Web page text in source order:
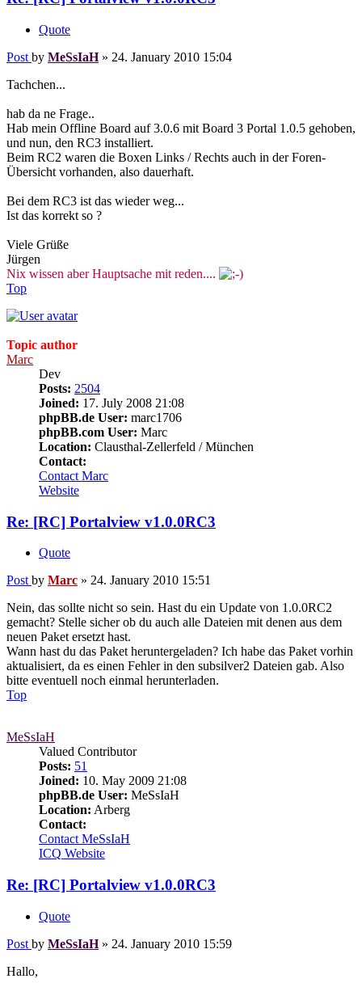
Quote
Post by MeSsIaH» 24. January 2010 15:04
Tachchen...
hab da ne Frage..
Hab mein Offline Board auf 3.0.6 mit Board 3 Portal 1.0.5 gehoben,
und nun, den RC3 installiert.
Beim RC2 waren die Boxen Links / Rechts auch in der Foren-
Übersicht vorhanden, also dauerhaft.
Bei dem RC3 ist das wieder weg...
Ist das korrekt so ?
Viele Grüße
Jürgen
Nix wissen aber Hauptsache mit reden....
Top
Topic author
Marc
Dev
Posts: 2504
Joined: 17. July 2008 21:08
phpBB.de User: marc1706
phpBB.com User: Marc
Location: Clausthal-Zellerfeld / München
Contact:
Contact Marc
Website
Re: [RC] Portalview v1.0.0RC3
Quote
Post by Marc » 24. January 2010 15:51
Nein, das sollte nicht so sein. Hast du ein Update von 1.0.0RC2
gemacht? Stelle sicher ob du auch alle Dateien mit denen aus dem
neuen Paket ersetzt hast.
Wann hast du das Paket heruntergeladen? Ich habe das Paket vorhin
aktualisiert, da es einen Fehler in den subsilver2 Dateien gab. Also
bitte eventuell noch einmal herunterladen.
Top
MeSsIaH
Valued Contributor
Posts: 51
Joined: 10. May 2009 21:08
phpBB.de User: MeSsIaH
Location: Arberg
Contact:
Contact MeSsIaH
ICQ Website
Re: [RC] Portalview v1.0.0RC3
Quote
Post by MeSsIaH» 24. January 2010 15:59
Hallo,